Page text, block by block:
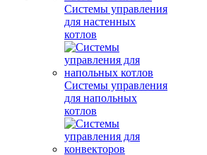
Системы управления
для настенных
котлов
Системы управления
для напольных
котлов